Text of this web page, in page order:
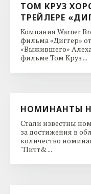
ТОМ КРУЗ
ТРЕЙЛЕРЕ
Компания Warner
фильма «Диггер»
«Выжившего»
фильме Том Круз ...
НОМИНАНТЫ
Стали известны
за достижения в
количество
"Питт& ...